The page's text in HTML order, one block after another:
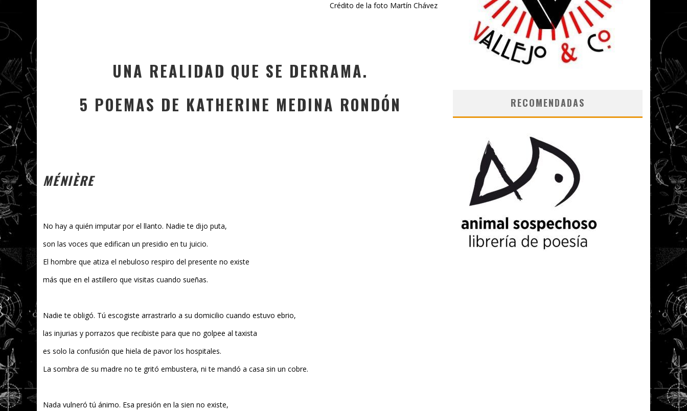
Crédito de la foto Martín Chávez
UNA REALIDAD QUE SE DERRAMA.
5 POEMAS DE KATHERINE MEDINA RONDÓN
MÉNIÈRE
No hay a quién imputar por el llanto. Nadie te dijo puta,
son las voces que edifican un presidio en tu juicio.
El hombre que atiza el nebuloso respiro del presente no existe
más que en el astillero que visitas cuando sueñas.
Nadie te obligó. Tú escogiste arrastrarlo a su domicilio cuando estuvo ebrio,
las injurias y porrazos que recibiste para que no golpee al taxista
es solo la confusión que hiela de pavor los hospitales.
La sombra de su madre no te gritó embustera, ni te mandó a casa sin un cobre.
Nada vulneró tú ánimo. Esa presión en la sien no existe,
RECOMENDADAS